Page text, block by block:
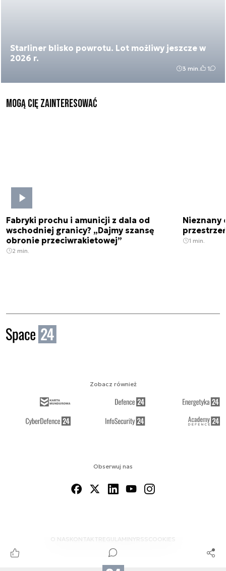
Starliner blisko powrotu. Lot możliwy jeszcze w
2026 r.
3 min. 1
Mogą Cię zainteresować
Fabryki prochu i amunicji z dala od
wschodniej granicy? „Dajmy szansę
obronie przeciwrakietowej”
2 min.
Nieznany
1 min.
Obserwuj nas
O NAS KONTAKTREGULAMINYRSS COOKIES
Zobacz również